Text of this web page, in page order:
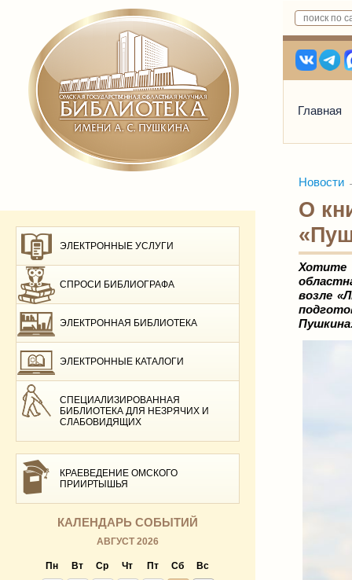
Главная
ЭЛЕКТРОННЫЕ УСЛУГИ
СПРОСИ БИБЛИОГРАФА
ЭЛЕКТРОННАЯ БИБЛИОТЕКА
ЭЛЕКТРОННЫЕ КАТАЛОГИ
СПЕЦИАЛИЗИРОВАННАЯ
БИБЛИОТЕКА ДЛЯ НЕЗРЯЧИХ И
СЛАБОВИДЯЩИХ
КРАЕВЕДЕНИЕ ОМСКОГО
ПРИИРТЫШЬЯ
КАЛЕНДАРЬ СОБЫТИЙ
АВГУСТ 2026
Пн Вт Ср Чт Пт Сб
Вс
Новости
О
Хотите
возле